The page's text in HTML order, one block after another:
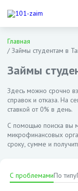
Главная
/Займы студентам в
Займы
Здесь можно срочно
справок и отказа. На
ставкой от 0% в день.
С помощью поиска вы
микрофинансовых
сроку, сумме и
С проблемамиПо типу